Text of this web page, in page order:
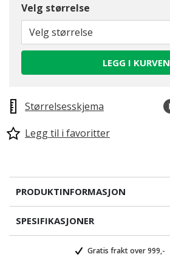
Velg størrelse
Velg størrelse
LEGG I KURVEN
Størrelsesskjema
Legg til i favoritter
PRODUKTINFORMASJON
SPESIFIKASJONER
Gratis frakt over 999,-